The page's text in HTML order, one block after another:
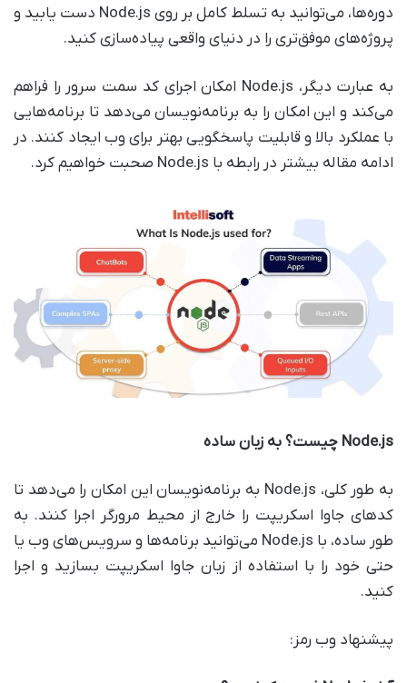
دوره‌ها، می‌توانید به تسلط کامل بر روی Node.js دست یابید و
پروژه‌های موفق‌تری را در دنیای واقعی پیاده‌سازی کنید.
به عبارت دیگر، Node.js امکان اجرای کد سمت سرور را فراهم
می‌کند و این امکان را به برنامه‌نویسان می‌دهد تا برنامه‌هایی
با عملکرد بالا و قابلیت پاسخگویی بهتر برای وب ایجاد کنند. در
ادامه مقاله بیشتر در رابطه با Node.js صحبت خواهیم کرد.
Node.js چیست؟ به زبان ساده
به طور کلی، Node.js به برنامه‌نویسان این امکان را می‌دهد تا
کدهای جاوا اسکریپت را خارج از محیط مرورگر اجرا کنند. به
طور ساده، با Node.js می‌توانید برنامه‌ها و سرویس‌های وب یا
حتی خود را با استفاده از زبان جاوا اسکریپت بسازید و اجرا
کنید.
پيشنهاد وب رمز: